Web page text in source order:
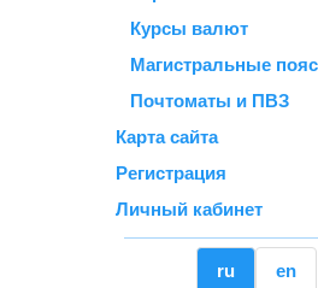
Курсы валют
Магистральные
Почтоматы и ПВЗ
Карта сайта
Регистрация
Личный кабинет
ru en